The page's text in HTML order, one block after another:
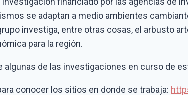
se adaptan a medio ambientes
investiga, entre otras cosas, el arbusto
para la región.
de las investigaciones en curso de
conocer los sitios en donde se trabaja: